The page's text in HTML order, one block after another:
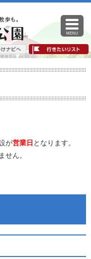
MENU
が営業日 となります。
せん。